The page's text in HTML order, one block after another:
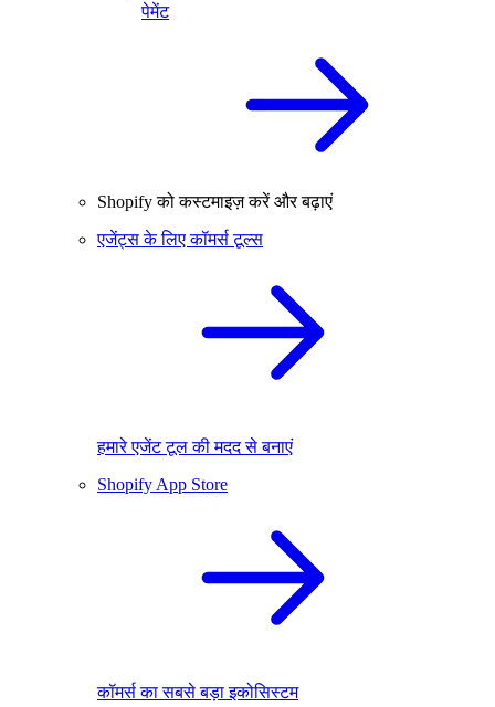
पेमेंट
Shopify को कस्टमाइज़ करें और बढ़ाएं
एजेंट्स के लिए कॉमर्स टूल्स
हमारे एजेंट टूल की मदद से बनाएं
Shopify App Store
कॉमर्स का सबसे बड़ा इकोसिस्टम